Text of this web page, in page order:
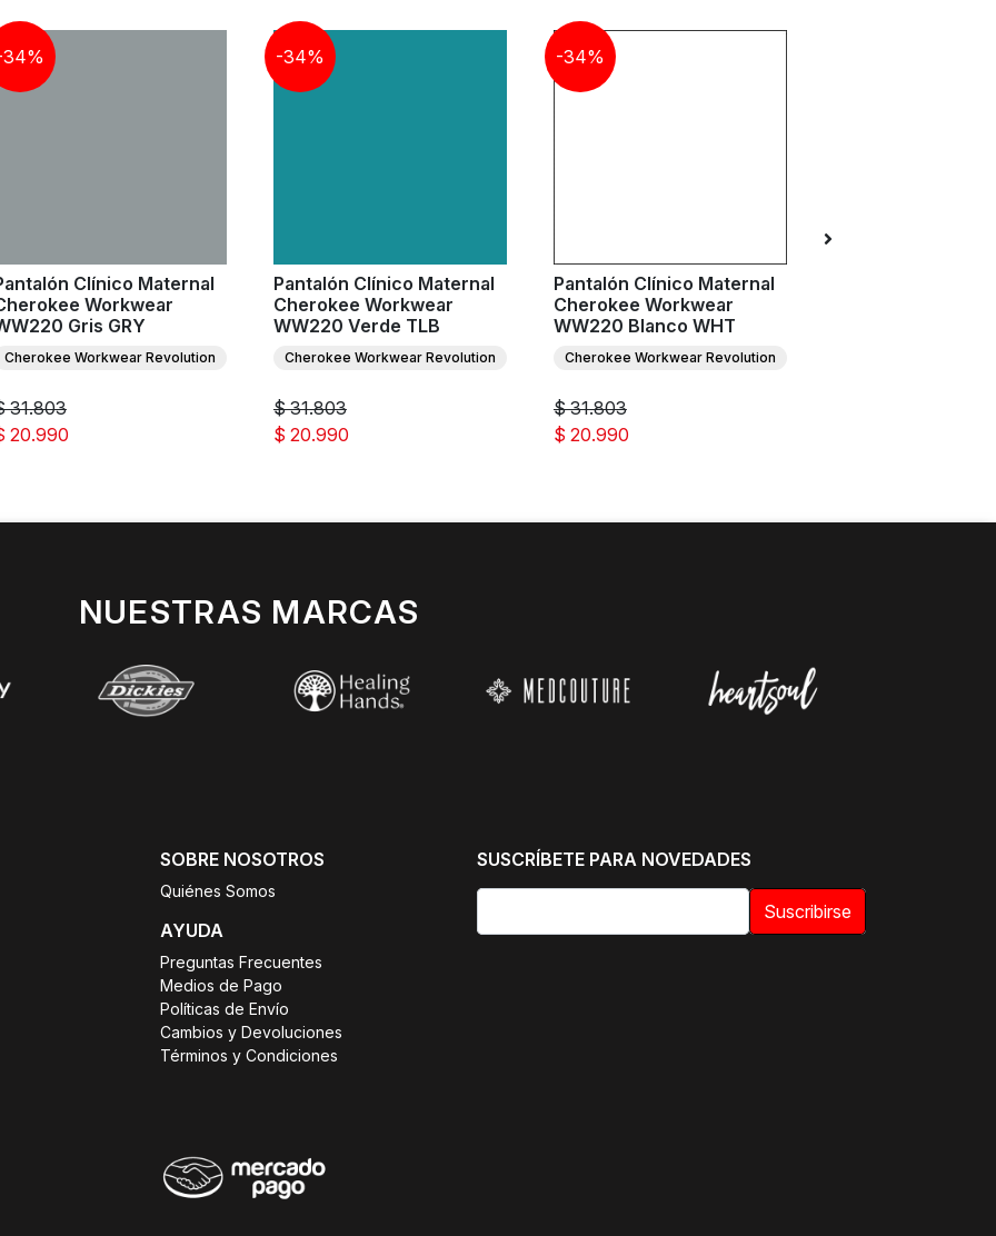
Clínico Maternal
Workwear
Gris GRY
Cherokee Workwear Revolution
31.803
20.990
-34%
Pantalón Clínico Maternal
Cherokee Workwear
WW220 Verde TLB
Cherokee Workwear Revolution
$ 31.803
$ 20.990
-34%
Pantalón Clínico Maternal
Cherokee Workwear
WW220 Blanco WHT
Cherokee Workwear Revolution
$ 31.803
$ 20.990
NUESTRAS MARCAS
SOBRE NOSOTROS
Quiénes Somos
AYUDA
Preguntas Frecuentes
Medios de Pago
Políticas de Envío
Cambios y Devoluciones
Términos y Condiciones
SUSCRÍBETE PARA NOVEDADES
Suscribirse